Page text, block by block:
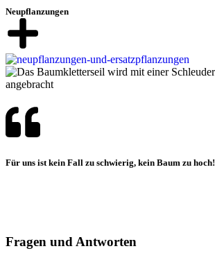
Neupflanzungen
Für uns ist kein Fall zu schwierig, kein Baum zu hoch!
Fragen und Antworten